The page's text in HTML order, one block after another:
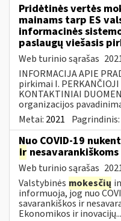
Pridėtinės vertės
mainams tarp ES
informacinės
paslaugų viešasis
Web turinio sąrašas
INFORMACIJA APIE
pirkimai I. PERKANČIOJI
KONTAKTINIAI
organizacijos
Metai: 2021 Pagrindinis:
Nuo COVID-19
ir
Web turinio sąrašas
Valstybinės mokesčių
informuoja, jog nuo
savarankiškos ir
Ekonomikos ir inovacijų...